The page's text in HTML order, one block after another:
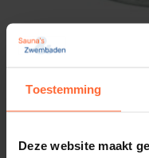
Toestemming
Deze website maakt